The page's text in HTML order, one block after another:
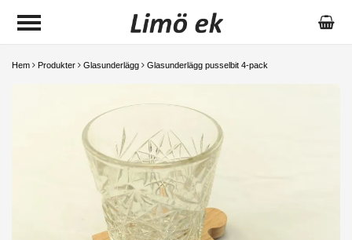
Hem Produkter Glasunderlägg Glasunderlägg pusselbit 4-pack